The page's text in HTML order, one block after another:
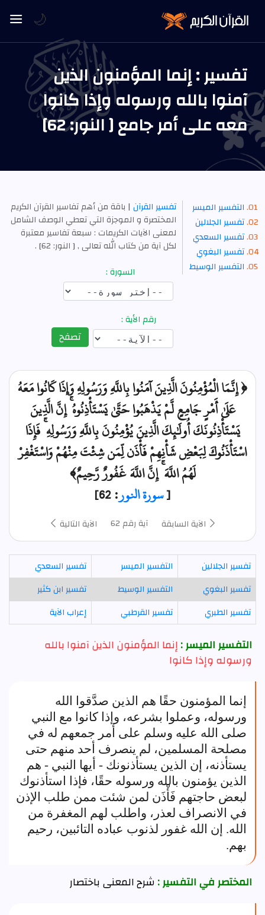
تفسير : إنما المؤمنون الذين
آمنوا بالله ورسوله وإذا كانوا
معه على أمر جامع [ النور: 62]
التفسير الميسر
تفسير الجلالين
تفسير السعدي
تفسير البغوي
التفسير الوسيط
تفسير القرآن | باقة من أهم تفاسير القرآن الكريم
المختصرة و الموجزة التي تعطي الوصف الشامل
لمعنى الآيات الكريمات : سبعة تفاسير معتبرة
لكل آية من كتاب الله تعالى , [ النور: 62] .
السورة :
رقم الأية :
تصفح
﴿ إِنَّمَا الْمُؤْمِنُونَ الَّذِينَ آمَنُوا بِاللَّهِ وَرَسُولِهِ وَإِذَا كَانُوا مَعَهُ
عَلَىٰ أَمْرٍ جَامِعٍ لَّمْ يَذْهَبُوا حَتَّىٰ يَسْتَأْذِنُوهُ ۚ إِنَّ الَّذِينَ
يَسْتَأْذِنُونَكَ أُولَٰئِكَ الَّذِينَ يُؤْمِنُونَ بِاللَّهِ وَرَسُولِهِ ۚ فَإِذَا
اسْتَأْذَنُوكَ لِبَعْضِ شَأْنِهِمْ فَأْذَن لِّمَن شِئْتَ مِنْهُمْ وَاسْتَغْفِرْ
لَهُمُ اللَّهَ ۚ إِنَّ اللَّهَ غَفُورٌ رَّحِيمٌ﴾
[سورة النور: 62]
الآية السابقة آية رقم 62 الآية التالية
تفسير الجلالين التفسير الميسر
تفسير السعدي
تفسير البغوي
التفسير الوسيط
تفسير ابن كثير
تفسير الطبري
تفسير القرطبي إعراب الآية
التفسير الميسر :إنما المؤمنون الذين آمنوا بالله
ورسوله وإذا كانوا
إنما المؤمنون حقًا هم الذين صدَّقوا الله
ورسوله، وعملوا بشرعه، وإذا كانوا مع النبي
صلى الله عليه وسلم على أمر جمعهم له في
مصلحة المسلمين، لم ينصرف أحد منهم حتى
يستأذنه، إن الذين يستأذنونك - أيها النبي - هم
الذين يؤمنون بالله ورسوله حقًا، فإذا استأذنوك
لبعض حاجتهم فَأْذَن لمن شئت ممن طلب الإذن
في الانصراف لعذر، واطلب لهم المغفرة من
الله. إن الله غفور لذنوب عباده التائبين، رحيم
بهم.
المختصر في التفسير :شرح المعنى باختصار
🌙